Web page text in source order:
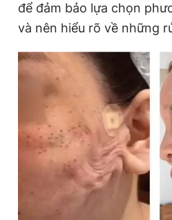
để đảm bảo lựa chọn
và nên hiểu rõ về những